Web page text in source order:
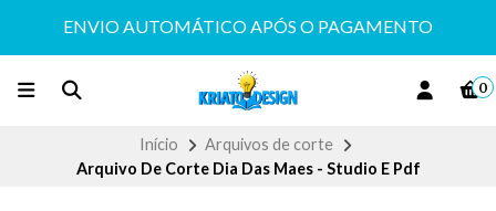
ENVIO AUTOMÁTICO APÓS O PAGAMENTO
0
Início
Arquivos de corte
Arquivo De Corte Dia Das Maes - Studio E Pdf